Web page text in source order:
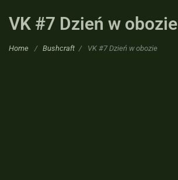
VK #7 Dzień w obozie
Home / Bushcraft / VK #7 Dzień w obozie